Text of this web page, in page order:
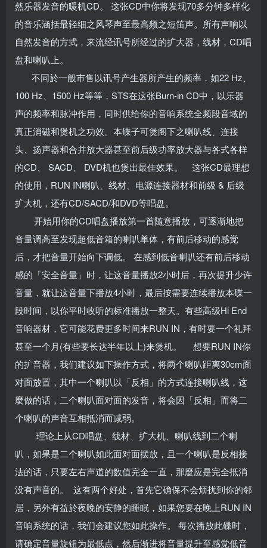
然乐器发音的暖机CD。 这张CD中你将发现70多分钟多样化
的音乐涵括最轻细之风琴声至最高频之短笛声。所有声响以
自然发音的方式，来流经讯号所经过的扩大器，线材，CD唱
盘和喇叭上。
不同於一般市售以讯号产生器所产生的频率，如22 Hz、
100 Hz、1500 Hz等等，STS在这张Burn-in CD中，以乐器
声的频率和脉冲作用，同时供给你的音响系统全频段音域的
真正消磁和煲机之功效。本碟子可煲阁下之喇叭线、连接
头、扬声器和合并放大器甚至前后级功率放大器与各式各样
的CD、 SACD、 DVD机也煲出最佳效果。 这张CD最理想
的使用，RUN IN喇叭、线材、电源连接器材和前级 & 后级
扩大机，还有CD/SACD/和DVD等唱盘。
开始用你的CD唱盘播放第一首随意播放，可逐渐地把
音量调高至发现超低音箱的喇叭单体，有前后移动的感觉
后，才把音量开始向下调低。 在感到低音喇叭还有前后移动
感的「安全音量」时，让这音量播放2小时后，再次提升少许
音量，就让这音量下播放4小时，最后按需要连续播放本碟一
段时间，以你平时收听的标准播放一整天。有些高级Hi End
音响器材，它可能花费更多时间来RUN IN，有时要一个礼拜
甚至一个月(有些要长达半年以上)来煲机。 想要RUN IN你
的扩音器，我们建议如下操作方式，将两个喇叭距离30cm面
对面放置，其中一个喇叭以「反相」的方式连接喇叭线，这
麼做的话，二个喇叭面对面的发音，将会因「反相」而将二
个喇叭的声音互相抵消而减弱。
理论上从CD唱盘、线材、扩大机、喇叭线到二个喇
叭，如果是二个喇叭如此面对面摆放，且一个喇叭是反相接
法的话，只要左右声道的数值完全一直，那麼应是完全抵消
没有声音的。
这有两个好处，首先它确保不会烦扰到你的邻
居，另外有益於夜晚的安静的睡眠，如果您要在晚上RUN IN
音响系统的话，我们会建议您如此操作。 每次播放此碟时，
请确定音量旋钮为最低点，然后渐进将音量提升至感觉低音